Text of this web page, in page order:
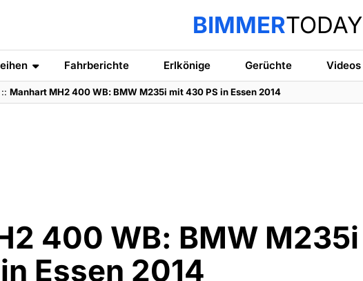
BIMMERTODAY
Fahrberichte Erlkönige Gerüchte Videos
::Manhart MH2 400 WB: BMW M235i mit 430 PS in Essen 2014
400 WB: BMW M235i
Essen 2014